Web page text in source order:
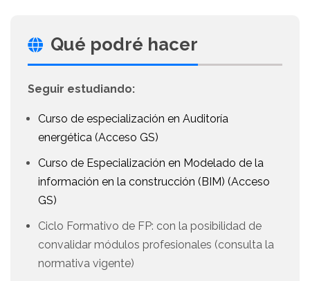
Qué podré hacer
Seguir estudiando:
Curso de especialización en Auditoría
energética (Acceso GS)
Curso de Especialización en Modelado de la
información en la construcción (BIM) (Acceso
GS)
Ciclo Formativo de FP: con la posibilidad de
convalidar módulos profesionales (consulta la
normativa vigente)